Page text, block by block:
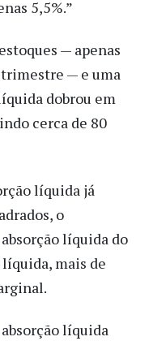
5,5%.”
— apenas
— e uma
dobrou em
cerca de 80
líquida já
o
líquida do
líquida, mais de
líquida